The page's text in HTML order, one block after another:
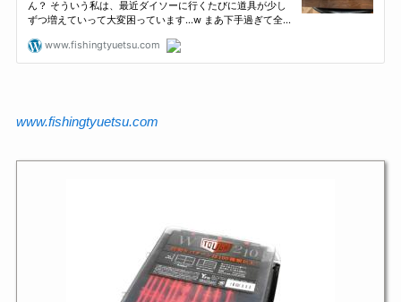
www.fishingtyuetsu.com